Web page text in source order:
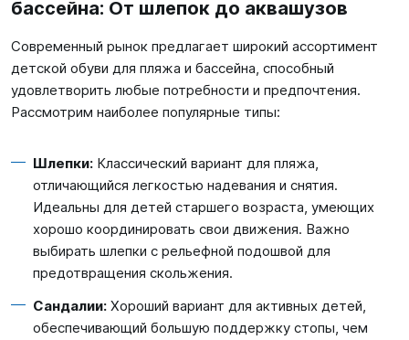
бассейна: От шлепок до аквашузов
Современный рынок предлагает широкий ассортимент
детской обуви для пляжа и бассейна, способный
удовлетворить любые потребности и предпочтения.
Рассмотрим наиболее популярные типы:
Шлепки: Классический вариант для пляжа,
отличающийся легкостью надевания и снятия.
Идеальны для детей старшего возраста, умеющих
хорошо координировать свои движения. Важно
выбирать шлепки с рельефной подошвой для
предотвращения скольжения.
Сандалии: Хороший вариант для активных детей,
обеспечивающий большую поддержку стопы, чем